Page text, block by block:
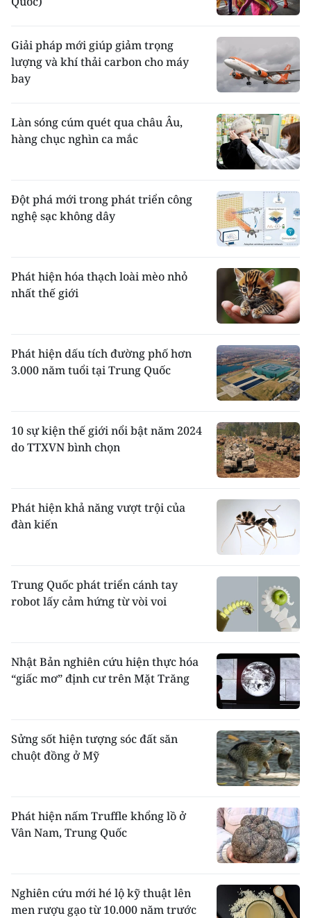
Giải pháp mới giúp giảm trọng
lượng và khí thải carbon cho máy
bay
Làn sóng cúm quét qua châu Âu,
hàng chục nghìn ca mắc
Đột phá mới trong phát triển công
nghệ sạc không dây
Phát hiện hóa thạch loài mèo nhỏ
nhất thế giới
Phát hiện dấu tích đường phố hơn
3.000 năm tuổi tại Trung Quốc
10 sự kiện thế giới nổi bật năm 2024
do TTXVN bình chọn
Phát hiện khả năng vượt trội của
đàn kiến
Trung Quốc phát triển cánh tay
robot lấy cảm hứng từ vòi voi
Nhật Bản nghiên cứu hiện thực hóa
“giấc mơ” định cư trên Mặt Trăng
Sửng sốt hiện tượng sóc đất săn
chuột đồng ở Mỹ
Phát hiện nấm Truffle khổng lồ ở
Vân Nam, Trung Quốc
Nghiên cứu mới hé lộ kỹ thuật lên
men rượu gạo từ 10.000 năm trước